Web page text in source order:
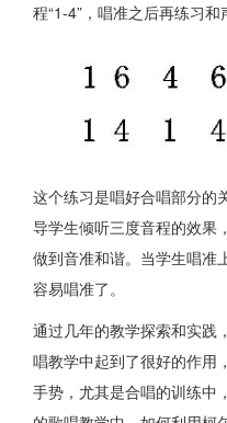
程“1-4”，唱准之后再练习和
这个练习是唱好合唱部分的
导学生倾听三度音程的效果
做到音准和谐。当学生唱准
容易唱准了。
通过几年的教学探索和实践
唱教学中起到了很好的作用
手势，尤其是合唱的训练中